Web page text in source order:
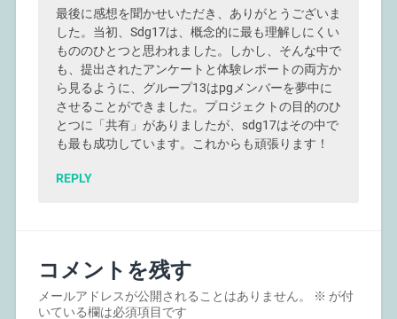
最後に感想を聞かせいただき、ありがとうございま
した。当初、Sdg17は、概念的に最も理解しにくい
もののひとつと思われました。しかし、そんな中で
も、提出されたアンケートと体験レポートの両方か
ら見るように、グループ13はpgメンバーを夢中に
させることができました。プロジェクトの目的のひ
とつに「共有」がありましたが、sdg17はその中で
も最も成功しています。これからも頑張ります！
REPLY
コメントを残す
メールアドレスが公開されることはありません。 ※ が付
いている欄は必須項目です